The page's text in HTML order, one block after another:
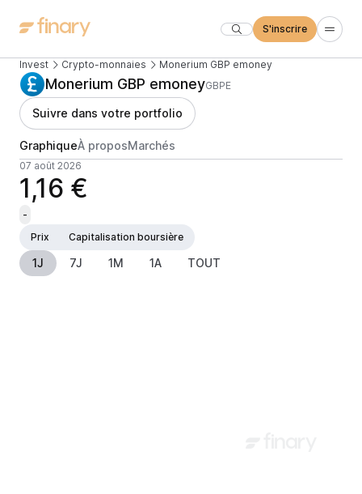
S'inscrire
Invest Crypto-monnaies Monerium GBP emoney
Monerium GBP emoneyGBPE
Suivre dans votre portfolio
GraphiqueÀ proposMarchés
07 août 2026
1,16 €
-
Prix
Capitalisation boursière
1J 7J 1M 1A TOUT